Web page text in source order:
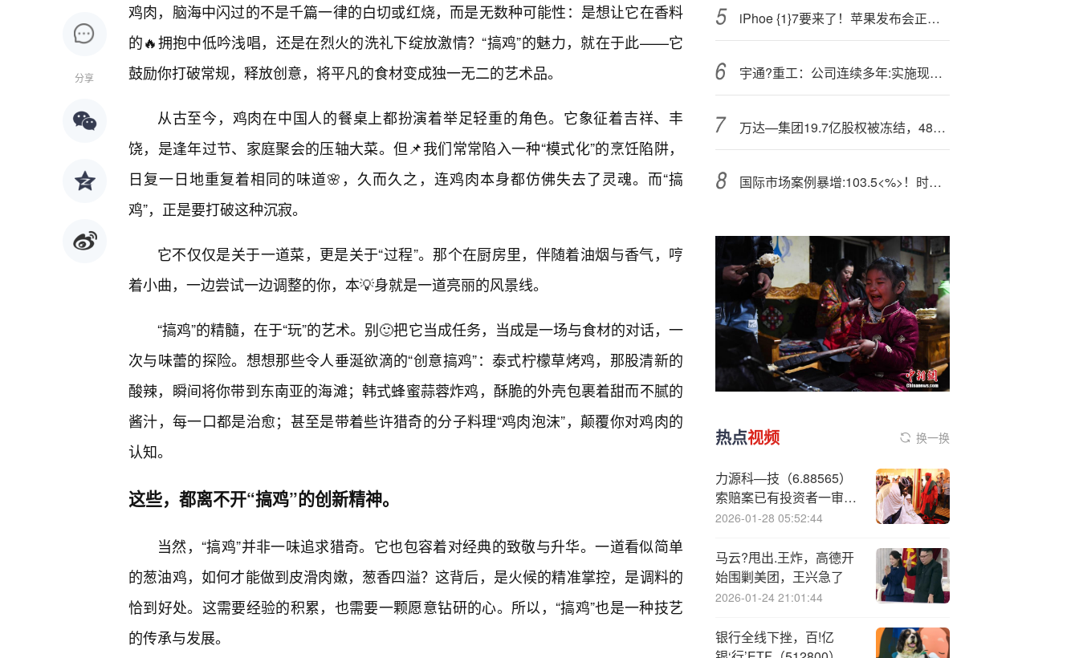
分享
鸡肉，脑海中闪过的不是千篇一律的白切或红烧，而是无数种可能性：是想让它在香料
的🔥拥抱中低吟浅唱，还是在烈火的洗礼下绽放激情？“搞鸡”的魅力，就在于此——它
鼓励你打破常规，释放创意，将平凡的食材变成独一无二的艺术品。
从古至今，鸡肉在中国人的餐桌上都扮演着举足轻重的角色。它象征着吉祥、丰
饶，是逢年过节、家庭聚会的压轴大菜。但📌我们常常陷入一种“模式化”的烹饪陷阱，
日复一日地重复着相同的味道🌸，久而久之，连鸡肉本身都仿佛失去了灵魂。而“搞
鸡”，正是要打破这种沉寂。
它不仅仅是关于一道菜，更是关于“过程”。那个在厨房里，伴随着油烟与香气，哼
着小曲，一边尝试一边调整的你，本💡身就是一道亮丽的风景线。
“搞鸡”的精髓，在于“玩”的艺术。别🙂把它当成任务，当成是一场与食材的对话，一
次与味蕾的探险。想想那些令人垂涎欲滴的“创意搞鸡”：泰式柠檬草烤鸡，那股清新的
酸辣，瞬间将你带到东南亚的海滩；韩式蜂蜜蒜蓉炸鸡，酥脆的外壳包裹着甜而不腻的
酱汁，每一口都是治愈；甚至是带着些许猎奇的分子料理“鸡肉泡沫”，颠覆你对鸡肉的
认知。
这些，都离不开“搞鸡”的创新精神。
当然，“搞鸡”并非一味追求猎奇。它也包容着对经典的致敬与升华。一道看似简单
的葱油鸡，如何才能做到皮滑肉嫩，葱香四溢？这背后，是火候的精准掌控，是调料的
恰到好处。这需要经验的积累，也需要一颗愿意钻研的心。所以，“搞鸡”也是一种技艺
的传承与发展。
iPhoe {1}7要来了！苹果发布会正式定档 美银警告：短期股价或承压
宇通?重工：公司连续多年:实施现金分红
万达—集团19.7亿股权被冻结，48座万达广场出售初步落地
国际市场案例暴增:103.5<%>！时代天使2025上半年财报业绩亮眼
热点视频 换一换
力源科—技（6.88565）
索赔案已有投资者一审胜
诉判决，索赔倒计时不足
2026-01-28 05:52:44
马云?甩出.王炸，高德开
始围剿美团，王兴急了
2026-01-24 21:01:44
银行全线下挫，百!亿